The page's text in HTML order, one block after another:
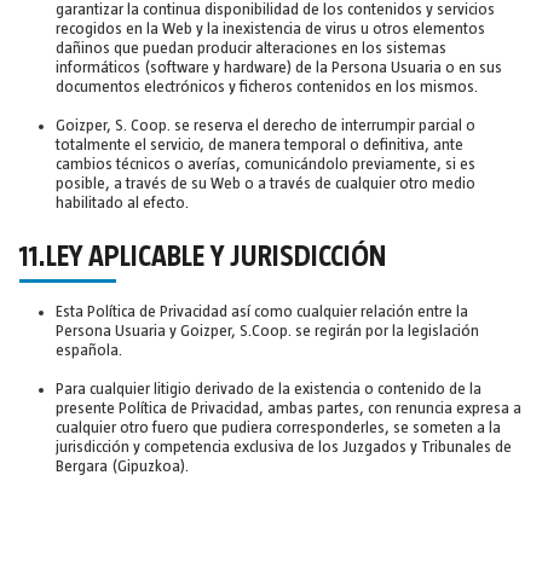
garantizar la continua disponibilidad de los contenidos y servicios
recogidos en la Web y la inexistencia de virus u otros elementos
dañinos que puedan producir alteraciones en los sistemas
informáticos (software y hardware) de la Persona Usuaria o en sus
documentos electrónicos y ficheros contenidos en los mismos.
Goizper, S. Coop. se reserva el derecho de interrumpir parcial o
totalmente el servicio, de manera temporal o definitiva, ante
cambios técnicos o averías, comunicándolo previamente, si es
posible, a través de su Web o a través de cualquier otro medio
habilitado al efecto.
11.LEY APLICABLE Y JURISDICCIÓN
Esta Política de Privacidad así como cualquier relación entre la
Persona Usuaria y Goizper, S.Coop. se regirán por la legislación
española.
Para cualquier litigio derivado de la existencia o contenido de la
presente Política de Privacidad, ambas partes, con renuncia expresa a
cualquier otro fuero que pudiera corresponderles, se someten a la
jurisdicción y competencia exclusiva de los Juzgados y Tribunales de
Bergara (Gipuzkoa).